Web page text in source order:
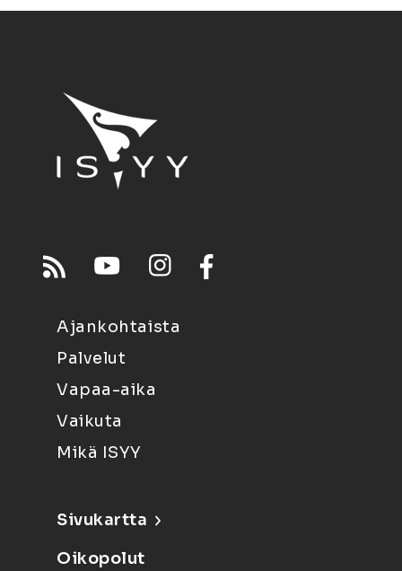
Ajankohtaista
Palvelut
Vapaa-aika
Vaikuta
Mikä ISYY
Sivukartta
Oikopolut